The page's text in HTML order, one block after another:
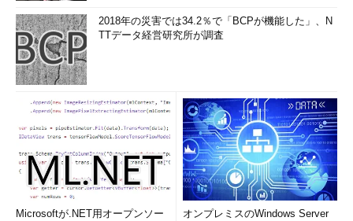
2018年の災害では34.2％で「BCPが機能した」、N
TTデータ経営研究所が調査
Microsoftが.NET用オープンソー
オンプレミスのWindows Server